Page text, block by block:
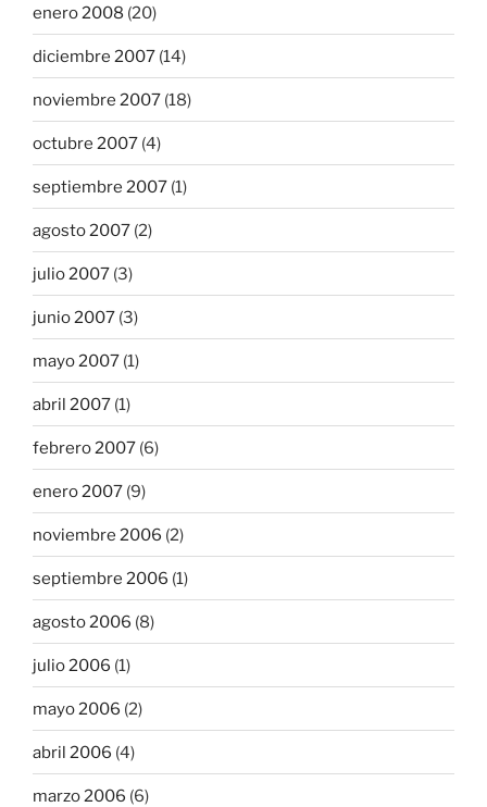
enero 2008 (20)
diciembre 2007 (14)
noviembre 2007 (18)
octubre 2007 (4)
septiembre 2007 (1)
agosto 2007 (2)
julio 2007 (3)
junio 2007 (3)
mayo 2007 (1)
abril 2007 (1)
febrero 2007 (6)
enero 2007 (9)
noviembre 2006 (2)
septiembre 2006 (1)
agosto 2006 (8)
julio 2006 (1)
mayo 2006 (2)
abril 2006 (4)
marzo 2006 (6)